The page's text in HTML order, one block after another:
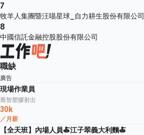
7
牧羊人集團暨汪喵星球_自力耕生股份有限公司
8
中國信託金融控股股份有限公司
職缺
廣告
現場作業員
喬智塑膠射出
30k
／月薪
【全天班】內場人員🍝江子翠義大利麵🍝